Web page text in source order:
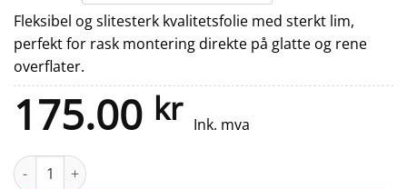
Fleksibel og slitesterk kvalitetsfolie med sterkt lim,
perfekt for rask montering direkte på glatte og rene
overflater.
175.00 kr Ink. mva
Ankring forbudt med symbol - Kvadrat antall